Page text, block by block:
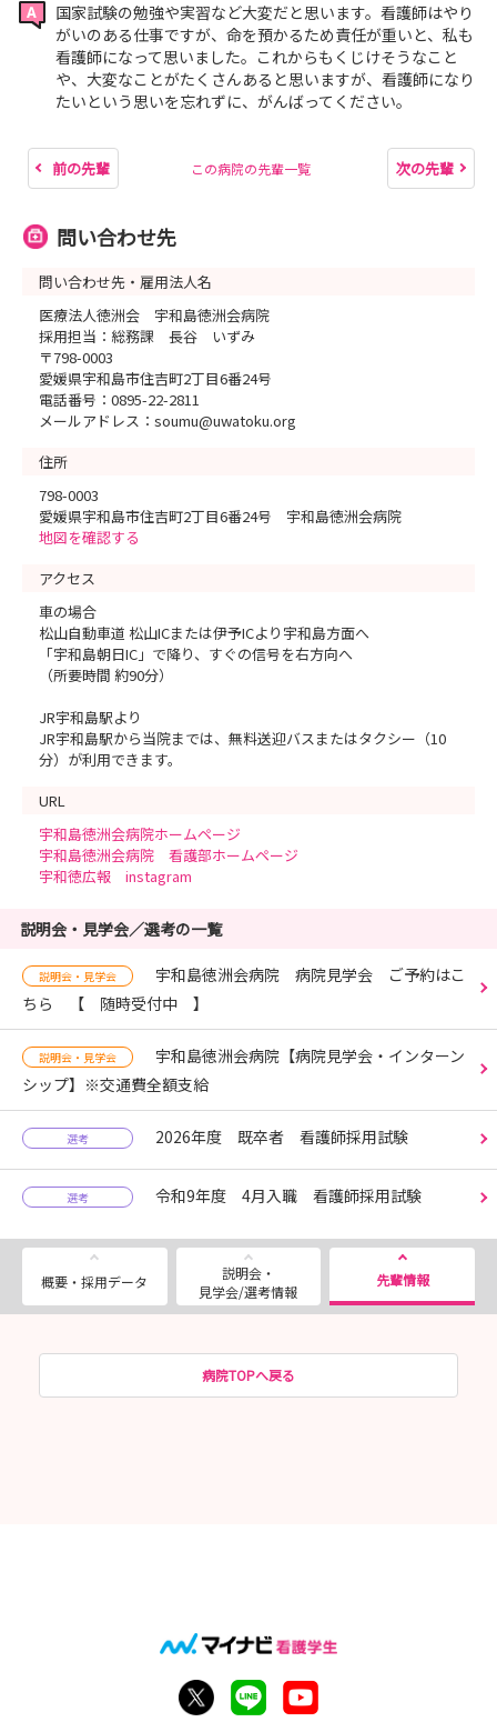
国家試験の勉強や実習など大変だと思います。看護師はやり
がいのある仕事ですが、命を預かるため責任が重いと、私も
看護師になって思いました。これからもくじけそうなこと
や、大変なことがたくさんあると思いますが、看護師になり
たいという思いを忘れずに、がんばってください。
前の先輩 この病院の先輩一覧 次の先輩
問い合わせ先
問い合わせ先・雇用法人名
医療法人徳洲会 宇和島徳洲会病院
採用担当：総務課 長谷 いずみ
〒798-0003
愛媛県宇和島市住吉町2丁目6番24号
電話番号：0895-22-2811
メールアドレス：soumu@uwatoku.org
住所
798-0003
愛媛県宇和島市住吉町2丁目6番24号 宇和島徳洲会病院
地図を確認する
アクセス
車の場合
松山自動車道 松山ICまたは伊予ICより宇和島方面へ
「宇和島朝日IC」で降り、すぐの信号を右方向へ
（所要時間 約90分）
JR宇和島駅より
JR宇和島駅から当院までは、無料送迎バスまたはタクシー（10
分）が利用できます。
URL
宇和島徳洲会病院ホームページ
宇和島徳洲会病院 看護部ホームページ
宇和徳広報 instagram
説明会・見学会／選考の一覧
説明会・見学会
宇和島徳洲会病院 病院見学会 ご予約はこ
ちら 【 随時受付中 】
説明会・見学会
宇和島徳洲会病院【病院見学会・インターン
シップ】※交通費全額支給
選考 2026年度 既卒者 看護師採用試験
選考 令和9年度 4月入職 看護師採用試験
概要・採用データ
説明会・
見学会/選考情報
先輩情報
病院TOPへ戻る